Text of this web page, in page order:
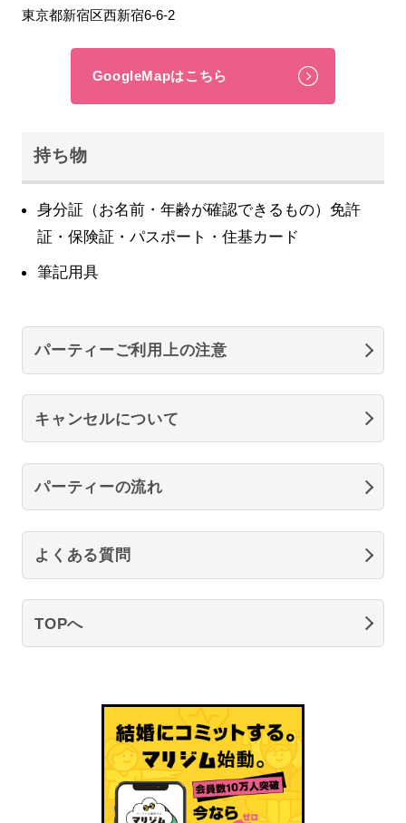
東京都新宿区西新宿6-6-2
GoogleMapはこちら
持ち物
身分証（お名前・年齢が確認できるもの）免許
証・保険証・パスポート・住基カード
筆記用具
パーティーご利用上の注意
キャンセルについて
パーティーの流れ
よくある質問
TOPへ